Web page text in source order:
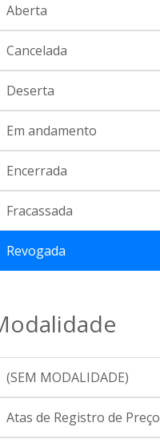
Aberta
Cancelada
Deserta
Em andamento
Encerrada
Fracassada
Revogada
(SEM MODALIDADE)
Atas de Registro de Preço